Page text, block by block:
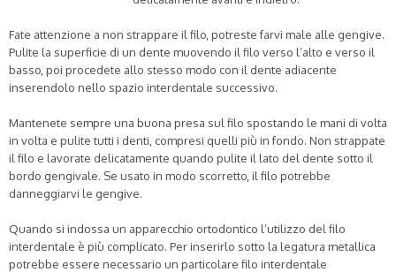
Fate attenzione a non strappare il filo, potreste farvi male alle gengive.
Pulite la superficie di un dente muovendo il filo verso l’alto e verso il
basso, poi procedete allo stesso modo con il dente adiacente
inserendolo nello spazio interdentale successivo.
Mantenete sempre una buona presa sul filo spostando le mani di volta
in volta e pulite tutti i denti, compresi quelli più in fondo. Non strappate
il filo e lavorate delicatamente quando pulite il lato del dente sotto il
bordo gengivale. Se usato in modo scorretto, il filo potrebbe
danneggiarvi le gengive.
Quando si indossa un apparecchio ortodontico l’utilizzo del filo
interdentale è più complicato. Per inserirlo sotto la legatura metallica
potrebbe essere necessario un particolare filo interdentale